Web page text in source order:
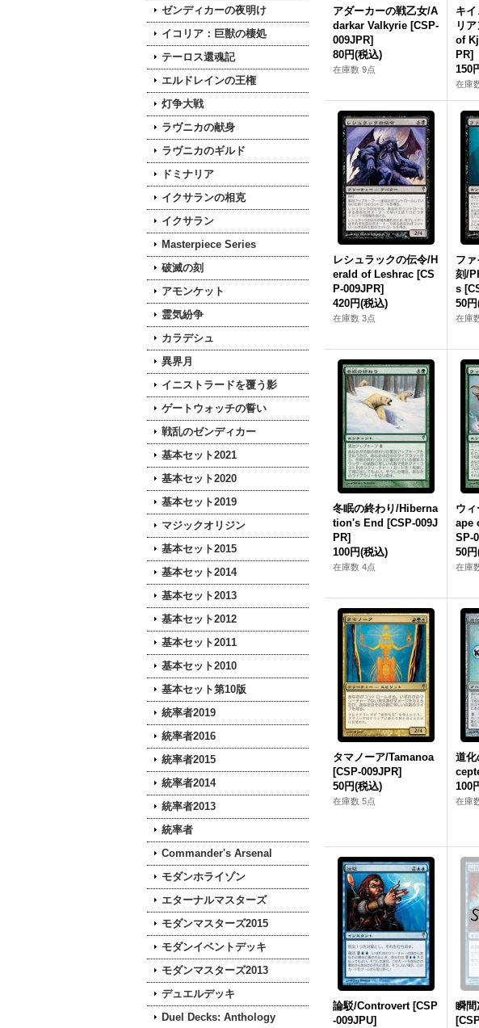
ゼンディカーの夜明け
イコリア：巨獣の棲処
テーロス還魂記
エルドレインの王権
灯争大戦
ラヴニカの献身
ラヴニカのギルド
ドミナリア
イクサランの相克
イクサラン
Masterpiece Series
破滅の刻
アモンケット
霊気紛争
カラデシュ
異界月
イニストラードを覆う影
ゲートウォッチの誓い
戦乱のゼンディカー
基本セット2021
基本セット2020
基本セット2019
マジックオリジン
基本セット2015
基本セット2014
基本セット2013
基本セット2012
基本セット2011
基本セット2010
基本セット第10版
統率者2019
統率者2016
統率者2015
統率者2014
統率者2013
統率者
Commander's Arsenal
モダンホライゾン
エターナルマスターズ
モダンマスターズ2015
モダンイベントデッキ
モダンマスターズ2013
デュエルデッキ
Duel Decks: Anthology
アダーカーの戦乙女/A
darkar Valkyrie [CSP-
009JPR]
80円(税込)
在庫数 9点
キ
リ
of
PR]
150
在庫
レシュラックの伝令/H
erald of Leshrac [CS
P-009JPR]
420円(税込)
在庫数 3点
フ
刻/
s
50円
在庫
冬眠の終わり/Hiberna
tion's End [CSP-009J
PR]
100円(税込)
在庫数 4点
ウ
ape
SP-
50円
在庫
タマノーア/Tamanoa
[CSP-009JPR]
50円(税込)
在庫数 5点
道
100
在庫
論駁/Controvert [CSP
-009JPU]
瞬